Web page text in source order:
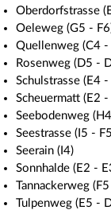
Oberdorfstrasse
Oeleweg (G5 -
Quellenweg (C4 -
Rosenweg (D5 -
Schulstrasse (E4 -
Scheuermatt (E2 -
Seebodenweg
Seestrasse (I5 -
Seerain (I4)
Sonnhalde (E2 -
Tannackerweg
Tulpenweg (E5 -